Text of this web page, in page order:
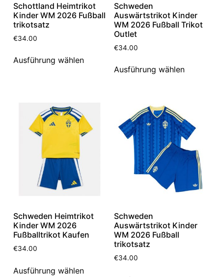
Schottland Heimtrikot
Kinder WM 2026 Fußball
trikotsatz
€34.00
Ausführung wählen
Schweden
Auswärtstrikot Kinder
WM 2026 Fußball Trikot
Outlet
€34.00
Ausführung wählen
Schweden Heimtrikot
Kinder WM 2026
Fußballtrikot Kaufen
€34.00
Ausführung wählen
Schweden
Auswärtstrikot Kinder
WM 2026 Fußball
trikotsatz
€34.00